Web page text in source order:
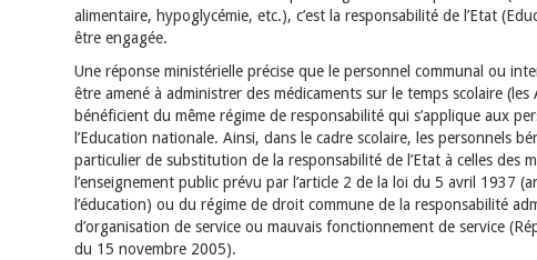
alimentaire, hypoglycémie, etc.), c’est la responsabilité de l’Etat
être engagée.
Une réponse ministérielle précise que le personnel communal ou
être amené à administrer des médicaments sur le temps scolaire (les
bénéficient du même régime de responsabilité qui s’applique aux
l’Education nationale. Ainsi, dans le cadre scolaire, les personnels
particulier de substitution de la responsabilité de l’Etat à celles des
l’enseignement public prévu par l’article 2 de la loi du 5 avril 1937
l’éducation) ou du régime de droit commune de la responsabilité
d’organisation de service ou mauvais fonctionnement de service
du 15 novembre 2005).